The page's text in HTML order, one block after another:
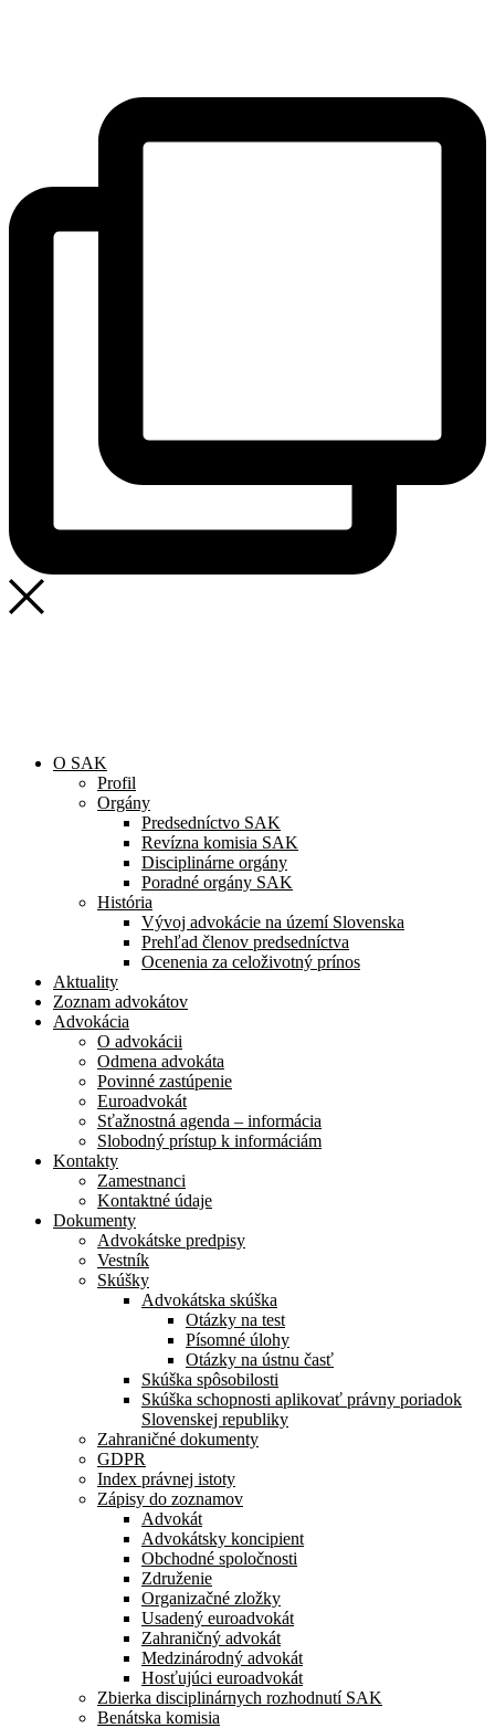
O SAK
Profil
Orgány
Predsedníctvo SAK
Revízna komisia SAK
Disciplinárne orgány
Poradné orgány SAK
História
Vývoj advokácie na území Slovenska
Prehľad členov predsedníctva
Ocenenia za celoživotný prínos
Aktuality
Zoznam advokátov
Advokácia
O advokácii
Odmena advokáta
Povinné zastúpenie
Euroadvokát
Sťažnostná agenda – informácia
Slobodný prístup k informáciám
Kontakty
Zamestnanci
Kontaktné údaje
Dokumenty
Advokátske predpisy
Vestník
Skúšky
Advokátska skúška
Otázky na test
Písomné úlohy
Otázky na ústnu časť
Skúška spôsobilosti
Skúška schopnosti aplikovať právny poriadok
Slovenskej republiky
Zahraničné dokumenty
GDPR
Index právnej istoty
Zápisy do zoznamov
Advokát
Advokátsky koncipient
Obchodné spoločnosti
Združenie
Organizačné zložky
Usadený euroadvokát
Zahraničný advokát
Medzinárodný advokát
Hosťujúci euroadvokát
Zbierka disciplinárnych rozhodnutí SAK
Benátska komisia